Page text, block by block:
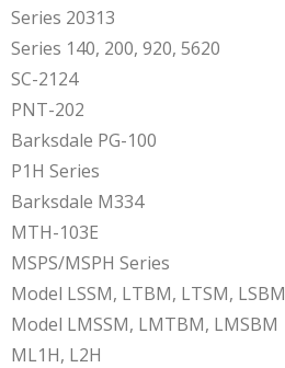
Series 20313
Series 140, 200, 920, 5620
SC-2124
PNT-202
Barksdale PG-100
P1H Series
Barksdale M334
MTH-103E
MSPS/MSPH Series
Model LSSM, LTBM, LTSM, LSBM
Model LMSSM, LMTBM, LMSBM
ML1H, L2H